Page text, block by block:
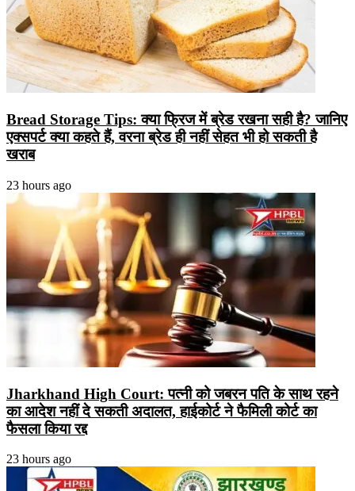
Bread Storage Tips: क्या फ्रिज में ब्रेड रखना सही है? जानिए
एक्सपर्ट क्या कहते हैं, वरना ब्रेड ही नहीं सेहत भी हो सकती है
खराब
23 hours ago
Jharkhand High Court: पत्नी को जबरन पति के साथ रहने
का आदेश नहीं दे सकती अदालत, हाईकोर्ट ने फैमिली कोर्ट का
फैसला किया रद्द
23 hours ago